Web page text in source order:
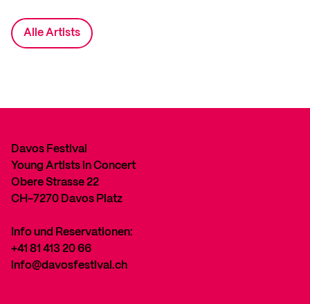
Alle Artists
Davos Festival
Young Artists in Concert
Obere Strasse 22
CH-7270 Davos Platz
Info und Reservationen:
+41 81 413 20 66
info@davosfestival.ch